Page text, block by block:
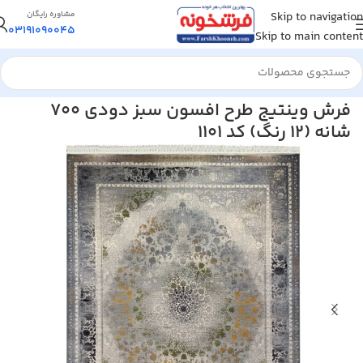
Skip to navigation
Skip to main content
مشاوره رایگان
03191090045
خانه/فرش ماشینی/فرش 700 شانه
فرش وینتیج طرح افسون سبز دودی 700
شانه (12 رنگ) کد 1101